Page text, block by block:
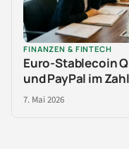
FINANZEN & FINTECH
Euro-Stablecoin
und PayPal im
7. Mai 2026